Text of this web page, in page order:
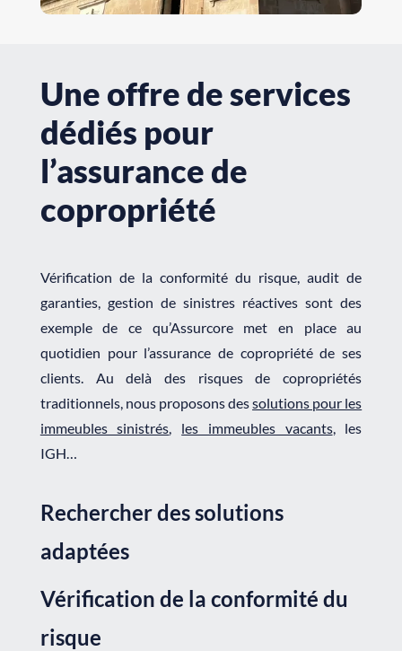
Une offre de services
dédiés pour
l’assurance de
copropriété
Vérification de la conformité du risque, audit de
garanties, gestion de sinistres réactives sont des
exemple de ce qu’Assurcore met en place au
quotidien pour l’assurance de copropriété de ses
clients. Au delà des risques de copropriétés
traditionnels, nous proposons dessolutions pour les
immeubles sinistrés
les immeubles vacants, les
IGH…
Rechercher des solutions
adaptées
Vérification de la conformité du
risque